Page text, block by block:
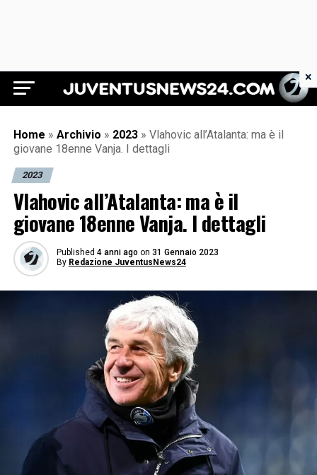
Juventus News 24
Home » Archivio » 2023 » Vlahovic all’Atalanta: ma è il
giovane 18enne Vanja. I dettagli
2023
Vlahovic all’Atalanta: ma è il
giovane 18enne Vanja. I dettagli
Published 4 anni ago on 31 Gennaio 2023
By Redazione JuventusNews24
×